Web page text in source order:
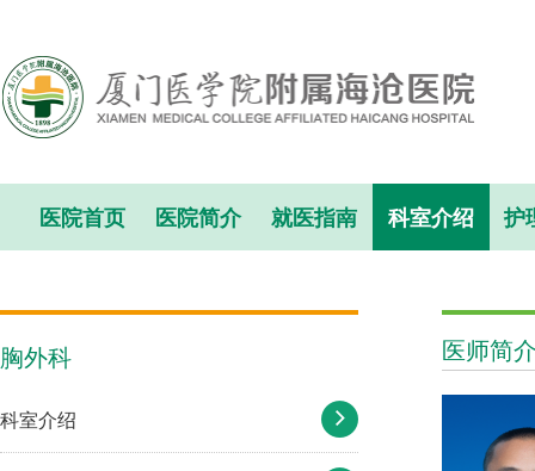
医院首页 医院简介 就医指南 科室介绍 护
医师简
胸外科
科室介绍